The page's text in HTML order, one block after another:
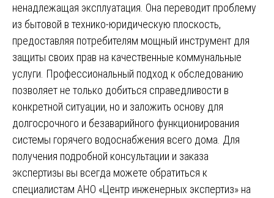
ненадлежащая эксплуатация. Она переводит проблему
из бытовой в технико-юридическую плоскость,
предоставляя потребителям мощный инструмент для
защиты своих прав на качественные коммунальные
услуги. Профессиональный подход к обследованию
позволяет не только добиться справедливости в
конкретной ситуации, но и заложить основу для
долгосрочного и безаварийного функционирования
системы горячего водоснабжения всего дома. Для
получения подробной консультации и заказа
экспертизы вы всегда можете обратиться к
специалистам АНО «Центр инженерных экспертиз» на